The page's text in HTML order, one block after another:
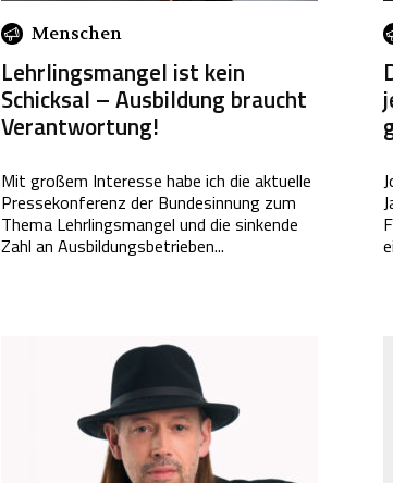
Menschen
Lehrlingsmangel ist kein
Schicksal – Ausbildung braucht
Verantwortung!
Mit großem Interesse habe ich die aktuelle
Pressekonferenz der Bundesinnung zum
Thema Lehrlingsmangel und die sinkende
Zahl an Ausbildungsbetrieben...